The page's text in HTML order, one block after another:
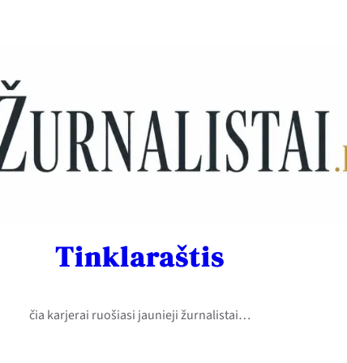
Tinklaraštis
čia karjerai ruošiasi jaunieji žurnalistai…